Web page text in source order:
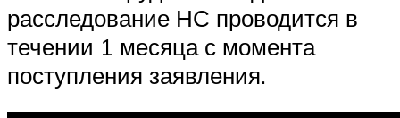
расследование НС проводится в
течении 1 месяца с момента
поступления заявления.